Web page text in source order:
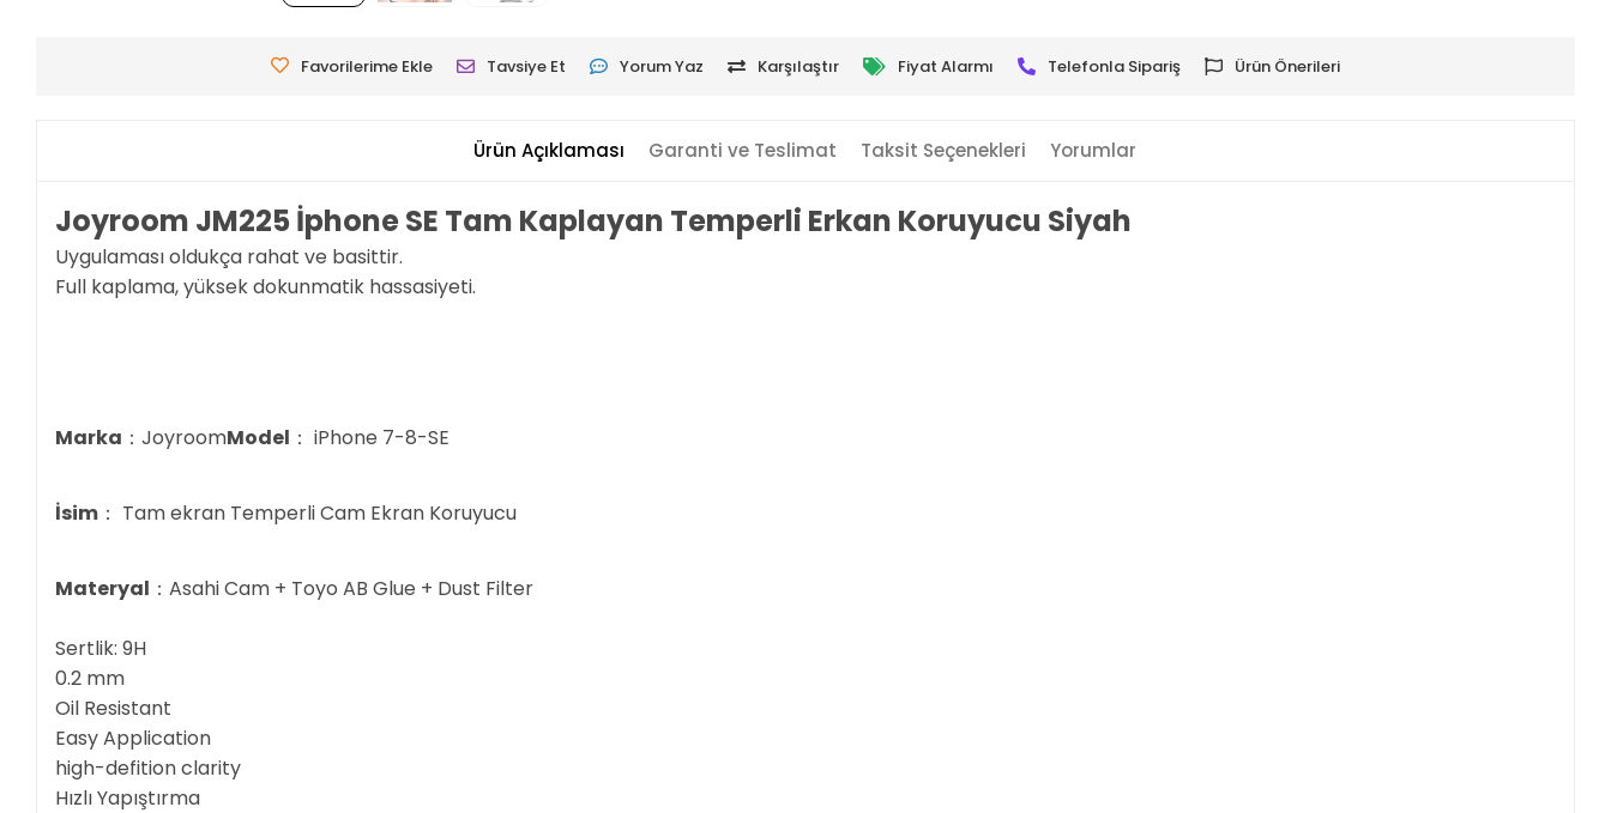
Favorilerime Ekle Tavsiye Et Yorum Yaz Karşılaştır Fiyat Alarmı Telefonla Sipariş Ürün Önerileri
Ürün Açıklaması Garanti ve Teslimat Taksit Seçenekleri Yorumlar
Joyroom JM225 İphone SE Tam Kaplayan Temperli Erkan Koruyucu Siyah
Uygulaması oldukça rahat ve basittir.
Full kaplama, yüksek dokunmatik hassasiyeti.
Marka ：JoyroomModel ： iPhone 7-8-SE
İsim ： Tam ekran Temperli Cam Ekran Koruyucu
Materyal ：Asahi Cam + Toyo AB Glue + Dust Filter
Sertlik: 9H
0.2 mm
Oil Resistant
Easy Application
high-defition clarity
Hızlı Yapıştırma